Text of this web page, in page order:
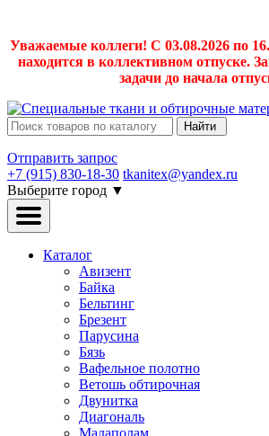
Уважаемые коллеги! С 03.08.2026 по
находится в коллективном отпуске.
задачи до начала
Найти
Отправить запрос
+7 (915) 830-18-30 tkanitex@yandex.ru
Выберите город ▼
Каталог
Авизент
Байка
Бельтинг
Брезент
Парусина
Бязь
Вафельное полотно
Ветошь обтирочная
Двунитка
Диагональ
Мадаполам